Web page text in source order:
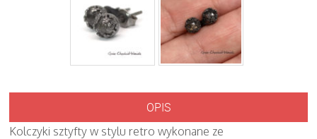
OPIS
Kolczyki sztyfty w stylu retro wykonane ze